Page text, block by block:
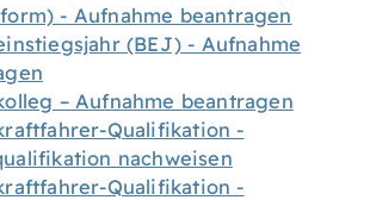
- Aufnahme beantragen
(BEJ) - Aufnahme
– Aufnahme beantragen
Qualifikation -
nachweisen
Qualifikation -